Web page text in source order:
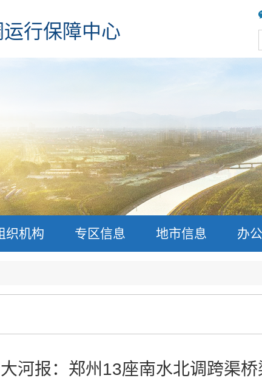
行保障中心
织机构 专区信息 地市信息 办
大河报：郑州13座南水北调跨渠